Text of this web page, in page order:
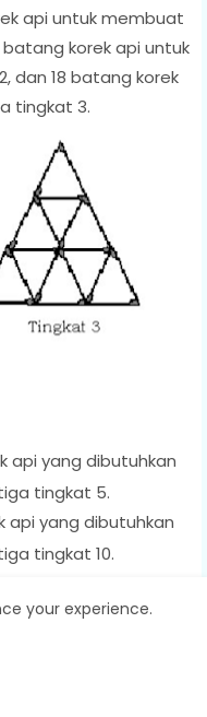
api untuk membuat
korek api untuk
dan 18 batang korek
tingkat 3.
api yang dibutuhkan
tingkat 5.
api yang dibutuhkan
tingkat 10.
Of those chairs, 50
to place some
your experience.